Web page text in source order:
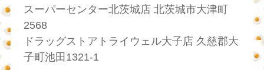
スーパーセンター北茨城店 北茨城市大津町
2568
ドラッグストアトライウェル大子店 久慈郡大
子町池田1321-1